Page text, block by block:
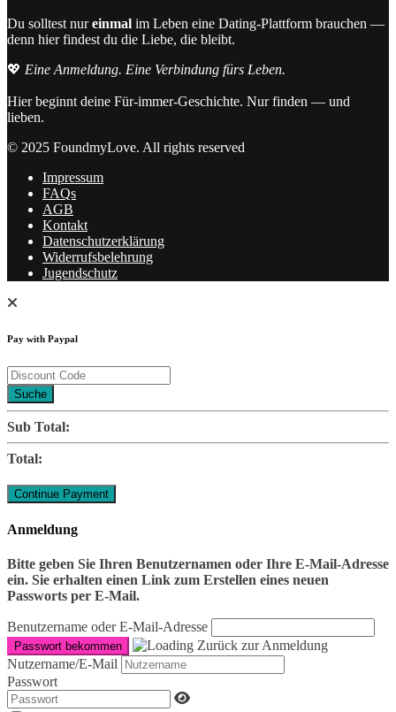
Du solltest nureinmal im Leben eine Dating-Plattform brauchen —
denn hier findest du die Liebe, die bleibt.
💖 Eine Anmeldung. Eine Verbindung fürs Leben.
Hier beginnt deine Für-immer-Geschichte. Nur finden — und
lieben.
© 2025 FoundmyLove. All rights reserved
Impressum
FAQs
AGB
Kontakt
Datenschutzerklärung
Widerrufsbelehrung
Jugendschutz
Pay with Paypal
Suche
Sub Total:
Total:
Anmeldung
Bitte geben Sie Ihren Benutzernamen oder Ihre E-Mail-Adresse
ein. Sie erhalten einen Link zum Erstellen eines neuen
Passworts per E-Mail.
Benutzername oder E-Mail-Adresse
Zurück zur Anmeldung
Nutzername/E-Mail
Passwort